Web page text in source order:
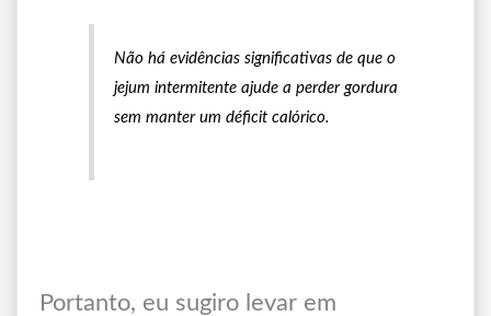
Não há evidências significativas de que o
jejum intermitente ajude a perder gordura
sem manter um déficit calórico.
Portanto, eu sugiro levar em